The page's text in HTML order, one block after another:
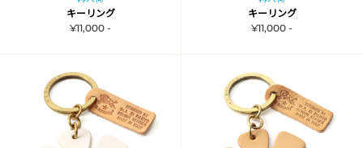
キーリング
¥11,000 -
キーリング
¥11,000 -